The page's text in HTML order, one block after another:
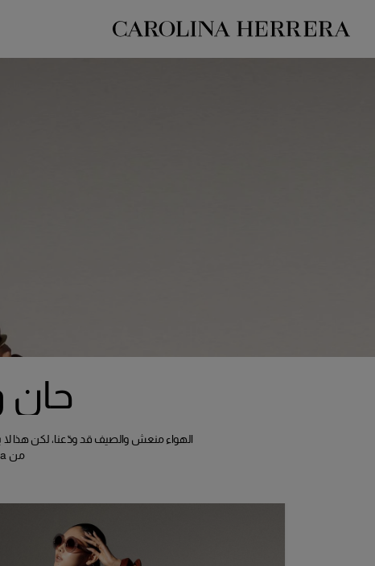
بيان إمكانية الوصول (الرابط)
حان
الهواء منعش والصيف قد ودّعنا، لكن هذا
من Carolina Herrera، وإطارات نظارات Herrera الجريئة، وتتألقي بإطلالة رائعة وجريئة.